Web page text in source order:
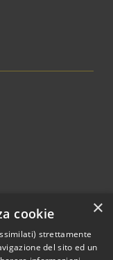
×
cookie
strettamente
del sito ed un